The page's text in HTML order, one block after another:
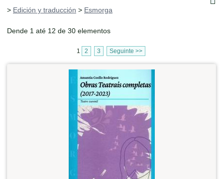
> Edición y traducción > Esmorga
Dende 1 até 12 de 30 elementos
1 2 3 Seguinte >>